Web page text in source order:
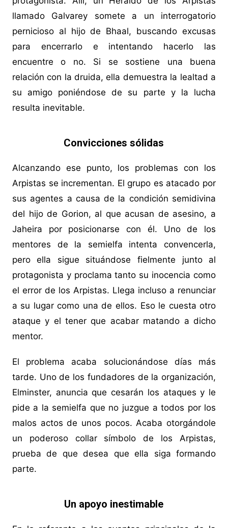
llamado Galvarey somete a un interrogatorio
pernicioso al hijo de Bhaal, buscando excusas
para encerrarlo e intentando hacerlo las
encuentre o no. Si se sostiene una buena
relación con la druida, ella demuestra la lealtad a
su amigo poniéndose de su parte y la lucha
resulta inevitable.
Convicciones sólidas
Alcanzando ese punto, los problemas con los
Arpistas se incrementan. El grupo es atacado por
sus agentes a causa de la condición semidivina
del hijo de Gorion, al que acusan de asesino, a
Jaheira por posicionarse con él. Uno de los
mentores de la semielfa intenta convencerla,
pero ella sigue situándose fielmente junto al
protagonista y proclama tanto su inocencia como
el error de los Arpistas. Llega incluso a renunciar
a su lugar como una de ellos. Eso le cuesta otro
ataque y el tener que acabar matando a dicho
mentor.
El problema acaba solucionándose días más
tarde. Uno de los fundadores de la organización,
Elminster, anuncia que cesarán los ataques y le
pide a la semielfa que no juzgue a todos por los
malos actos de unos pocos. Acaba otorgándole
un poderoso collar símbolo de los Arpistas,
prueba de que desea que ella siga formando
parte.
Un apoyo inestimable